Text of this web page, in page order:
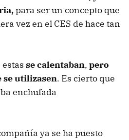
para ser un concepto que
vez en el CES de hace tan
se calentaban, pero
se utilizasen. Es cierto que
enchufada
ya se ha puesto